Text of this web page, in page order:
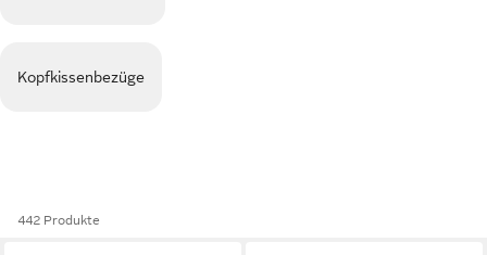
Kopfkissenbezüge
442 Produkte